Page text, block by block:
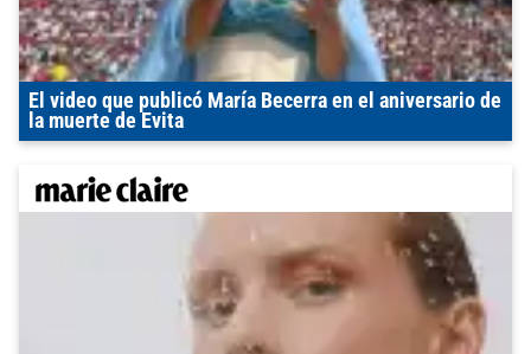
El video que publicó María Becerra en el aniversario de
la muerte de Evita